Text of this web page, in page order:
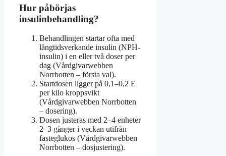
Hur påbörjas
insulinbehandling?
Behandlingen startar ofta med
långtidsverkande insulin (NPH-
insulin) i en eller två doser per
dag (Vårdgivarwebben
Norrbotten – första val).
Startdosen ligger på 0,1–0,2 E
per kilo kroppsvikt
(Vårdgivarwebben Norrbotten
– dosering).
Dosen justeras med 2–4 enheter
2–3 gånger i veckan utifrån
fasteglukos (Vårdgivarwebben
Norrbotten – dosjustering).